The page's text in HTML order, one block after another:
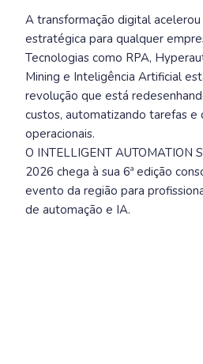
A transformação digital
estratégica para qualquer
Tecnologias como RPA,
Mining e Inteligência Artificial
revolução que está
custos, automatizando tarefas e
operacionais.
O INTELLIGENT AUTOMATION
2026 chega à sua 6ª edição
evento da região para
de automação e IA.